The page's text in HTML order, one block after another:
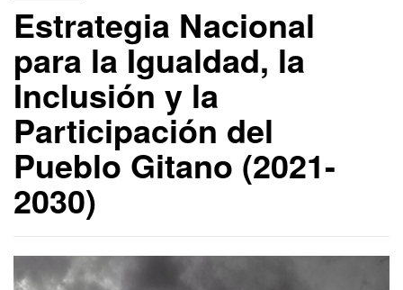
Estrategia Nacional
para la Igualdad, la
Inclusión y la
Participación del
Pueblo Gitano (2021-
2030)